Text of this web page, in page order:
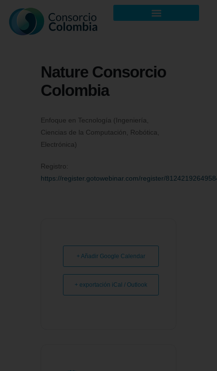
Nature Consorcio
Colombia
Enfoque en Tecnología (Ingeniería,
Ciencias de la Computación, Robótica,
Electrónica)
Registro:
https://register.gotowebinar.com/register/
+ Añadir Google Calendar
+ exportación iCal / Outlook